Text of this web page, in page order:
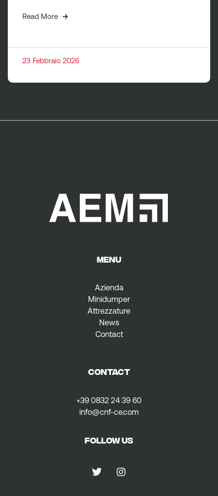
23 Febbraio 2026
Read More
MENU
Azienda
Minidumper
Attrezzature
News
Contact
CONTACT
+39 0832 24 39 60
info@cnf-ce.com
FOLLOW US